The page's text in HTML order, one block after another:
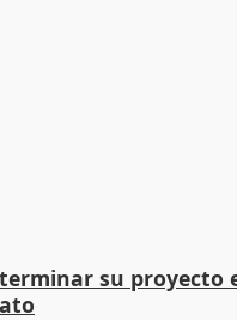
su proyecto